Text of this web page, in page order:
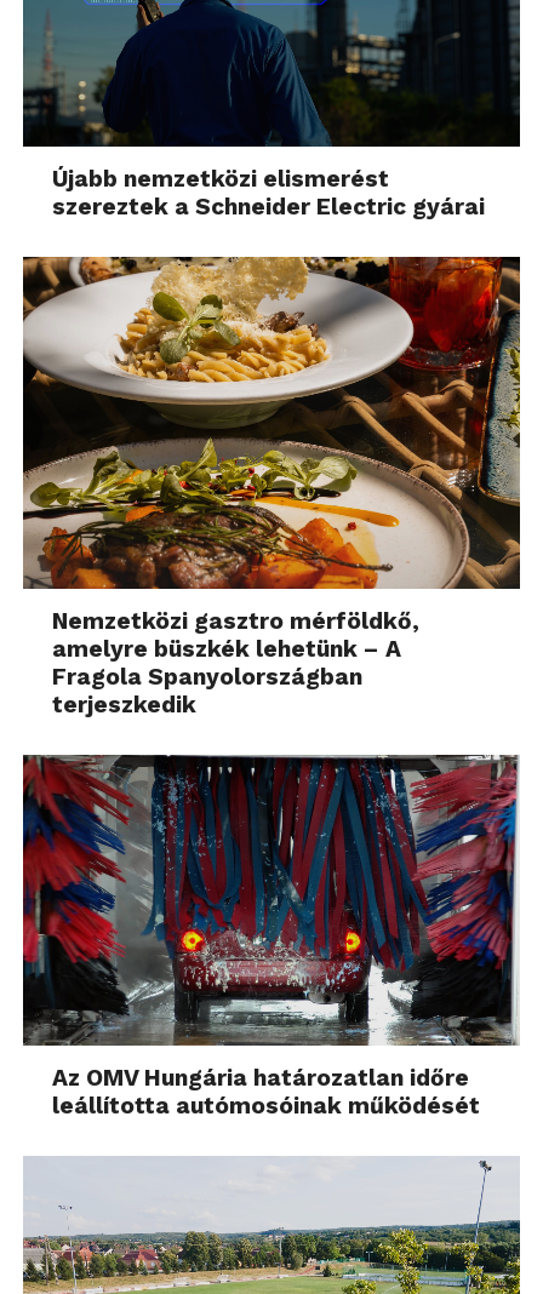
Újabb nemzetközi elismerést
szereztek a Schneider Electric gyárai
Nemzetközi gasztro mérföldkő,
amelyre büszkék lehetünk – A
Fragola Spanyolországban
terjeszkedik
Az OMV Hungária határozatlan időre
leállította autómosóinak működését